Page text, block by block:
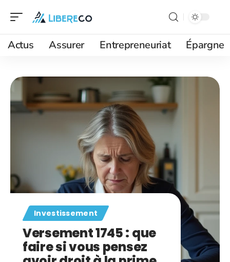
Actus Assurer Entrepreneuriat Épargne
Investissement
Versement 1745 : que
faire si vous pensez